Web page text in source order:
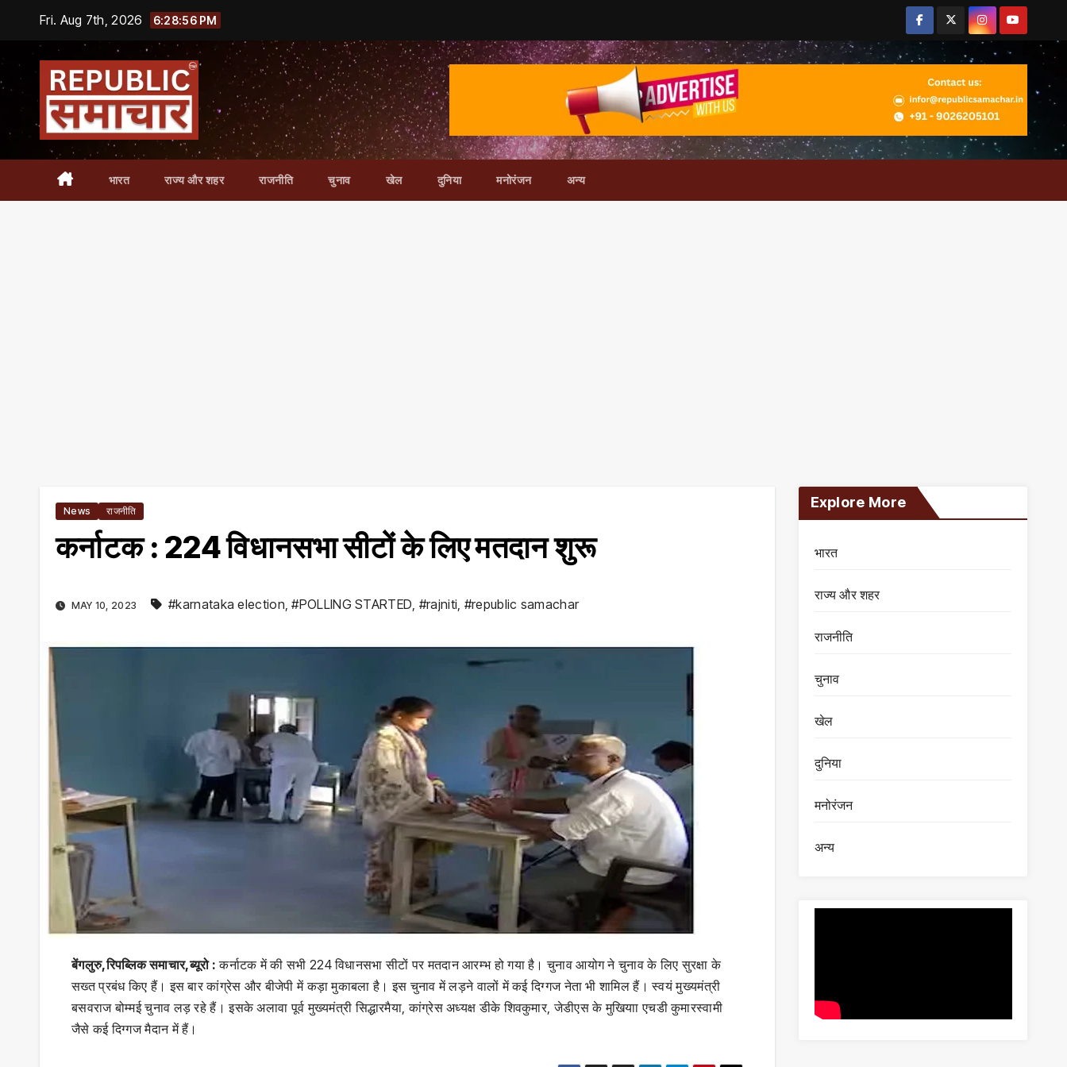
content
Fri. Aug 7th, 2026 6:28:57 PM
भारत राज्य और शहर राजनीति चुनाव खेल दुनिया मनोरंजन अन्य
News राजनीति
कर्नाटक : 224 विधानसभा सीटों के लिए मतदान शुरू
MAY 10, 2023 #karnataka election,#POLLING STARTED, #rajniti, #republic samachar
बेंगलुरु,रिपब्लिक समाचार,ब्यूरो : कर्नाटक में की सभी 224 विधानसभा सीटों पर मतदान आरम्भ हो गया है। चुनाव आयोग ने चुनाव के लिए सुरक्षा के
सख्त प्रबंध किए हैं। इस बार कांग्रेस और बीजेपी में कड़ा मुकाबला है। इस चुनाव में लड़ने वालों में कई दिग्गज नेता भी शामिल हैं। स्वयं मुख्यमंत्री
बसवराज बोम्मई चुनाव लड़ रहे हैं। इसके अलावा पूर्व मुख्यमंत्री सिद्धारमैया, कांग्रेस अध्यक्ष डीके शिवकुमार, जेडीएस के मुखियाा एचडी कुमारस्वामी
जैसे कई दिग्गज मैदान में हैं।
Explore More
भारत
राज्य और शहर
राजनीति
चुनाव
खेल
दुनिया
मनोरंजन
अन्य